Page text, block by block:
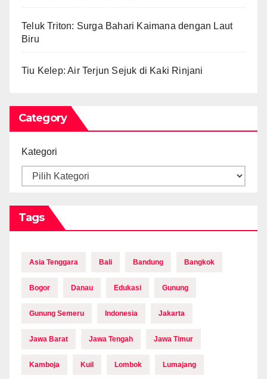
Teluk Triton: Surga Bahari Kaimana dengan Laut
Biru
Tiu Kelep: Air Terjun Sejuk di Kaki Rinjani
Category
Kategori
Tags
Asia Tenggara Bali Bandung Bangkok
Bogor Danau Edukasi Gunung
Gunung Semeru Indonesia Jakarta
Jawa Barat Jawa Tengah Jawa Timur
Kamboja Kuil Lombok Lumajang